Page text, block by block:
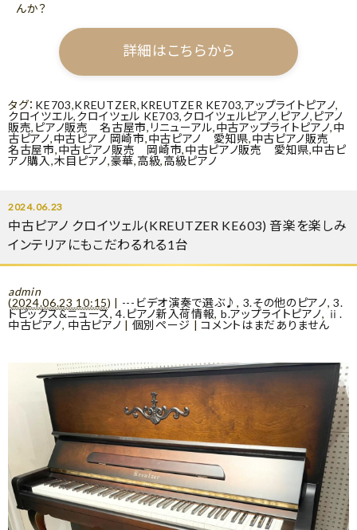
んか？
詳細はこちらから
タグ： KE703,KREUTZER,KREUTZER KE703,アップライトピアノ,
クロイツエル,クロイツェル KE703,クロイツェルピアノ, ピアノ, ピアノ
販売, ピアノ販売 名古屋市, リニューアル,中古アップライトピアノ,中
古ピアノ,中古ピアノ 岡崎市,中古ピアノ 愛知県,中古ピアノ販売
名古屋市,中古ピアノ販売 岡崎市,中古ピアノ販売 愛知県,中古ピ
アノ購入,木目ピアノ,豪華,高級,高級ピアノ
2024.06.23
中古ピアノ クロイツェル(KREUTZER KE603) 音楽を楽しみ
インテリアにもこだわるれる1台
admin
(2024.06.23 10:15) | ---ビデオ演奏で選ぶ♪, 3.その他のピアノ,3.
トピックス&ニュース,4.ピアノ新入荷情報, b.アップライトピアノ, ⅱ.
中古ピアノ, 中古ピアノ | 個別ページ |コメントはまだありません